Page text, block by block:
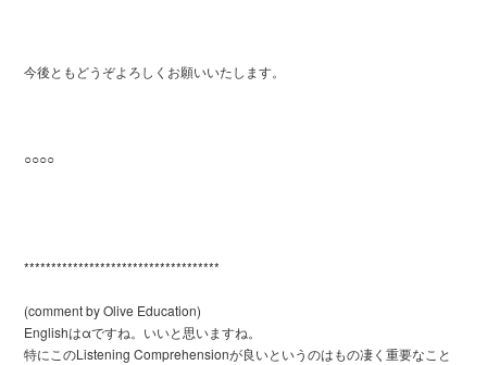
今後ともどうぞよろしくお願いいたします。
○○○○
​************************************
(comment by Olive Education)
Englishはαですね。いいと思いますね。
特にこのListening Comprehensionが良いというのはもの凄く重要なこと